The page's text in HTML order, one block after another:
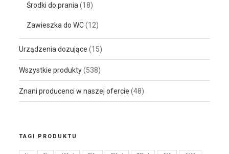
Środki do prania (18)
Zawieszka do WC (12)
Urządzenia dozujące (15)
Wszystkie produkty (538)
Znani producenci w naszej ofercie (48)
TAGI PRODUKTU